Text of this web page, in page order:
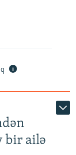
bir ailə